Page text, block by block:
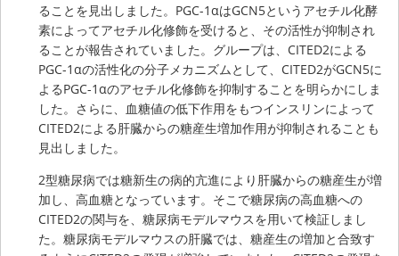
ることを見出しました。PGC-1αはGCN5というアセチル化酵
素によってアセチル化修飾を受けると、その活性が抑制され
ることが報告されていました。グループは、CITED2による
PGC-1αの活性化の分子メカニズムとして、CITED2がGCN5に
よるPGC-1αのアセチル化修飾を抑制することを明らかにしま
した。さらに、血糖値の低下作用をもつインスリンによって
CITED2による肝臓からの糖産生増加作用が抑制されることも
見出しました。
2型糖尿病では糖新生の病的亢進により肝臓からの糖産生が増
加し、高血糖となっています。そこで糖尿病の高血糖への
CITED2の関与を、糖尿病モデルマウスを用いて検証しまし
た。糖尿病モデルマウスの肝臓では、糖産生の増加と合致す